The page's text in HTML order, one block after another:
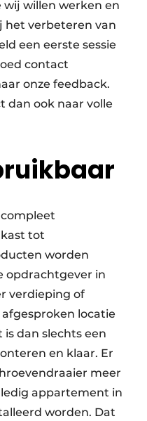
willen werken en
het verbeteren van
een eerste sessie
contact
onze feedback.
dan ook naar volle
tot
worden
opdrachtgever in
verdieping of
locatie
dan slechts een
en klaar. Er
meer
appartement in
worden. Dat